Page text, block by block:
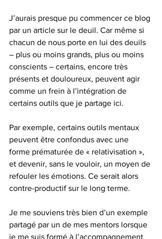
J’aurais presque pu commencer ce blog
par un article sur le deuil. Car même si
chacun de nous porte en lui des deuils
– plus ou moins grands, plus ou moins
conscients – certains, encore très
présents et douloureux, peuvent agir
comme un frein à l’intégration de
certains outils que je partage ici.
Par exemple, certains outils mentaux
peuvent être confondus avec une
forme prématurée de « relativisation »,
et devenir, sans le vouloir, un moyen de
refouler les émotions. Ce serait alors
contre-productif sur le long terme.
Je me souviens très bien d’un exemple
partagé par un de mes mentors lorsque
je me suis formé à l’accompagnement